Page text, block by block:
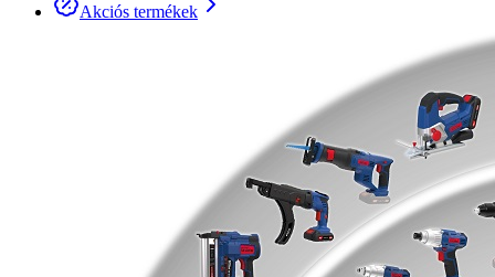
Akciós termékek